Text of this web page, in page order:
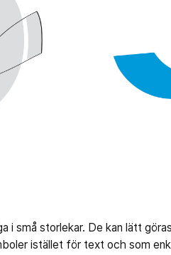
i små storlekar. De kan lätt
istället för text och som